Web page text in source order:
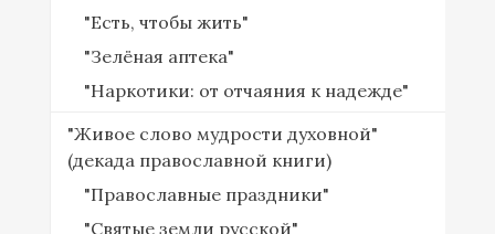
"Есть, чтобы жить"
"Зелёная аптека"
"Наркотики: от отчаяния к надежде"
"Живое слово мудрости духовной"
(декада православной книги)
"Православные праздники"
"Святые земли русской"